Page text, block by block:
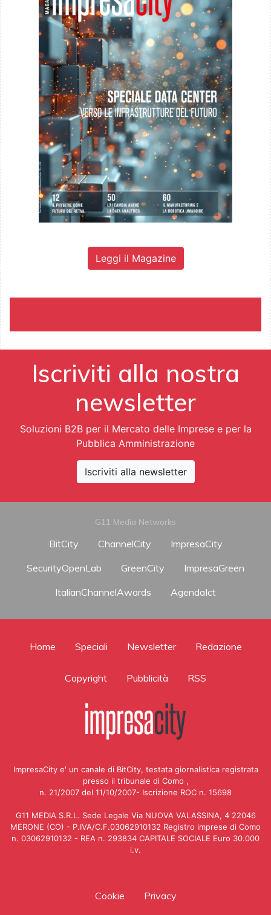
Leggi il Magazine
Iscriviti alla nostra
newsletter
Soluzioni B2B per il Mercato delle Imprese e per la
Pubblica Amministrazione
Iscriviti alla newsletter
G11 Media Networks
BitCity ChannelCity
ImpresaCity
SecurityOpenLab
GreenCity
ImpresaGreen
ItalianChannelAwards
AgendaIct
Home Speciali Newsletter Redazione
Copyright Pubblicità RSS
ImpresaCity e' un canale di BitCity, testata giornalistica registrata
presso il tribunale di Como ,
n. 21/2007 del 11/10/2007- Iscrizione ROC n. 15698
G11 MEDIA S.R.L. Sede Legale Via NUOVA VALASSINA, 4 22046
MERONE (CO) - P.IVA/C.F.03062910132 Registro imprese di Como
n. 03062910132 - REA n. 293834 CAPITALE SOCIALE Euro 30.000
i.v.
Cookie Privacy